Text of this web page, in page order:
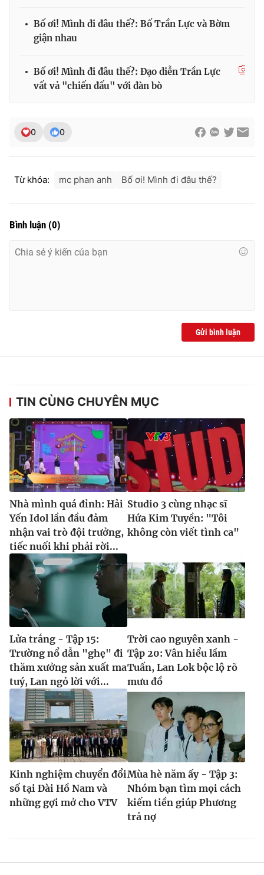
Giấy phép hoạt động báo in và báo điện tử số 483/GP-BTTTT
Phó Tổng Biên tập:
Tổng đài VTV:024.38 355 931 - 024.38 355 932
® Cấm sao chép dưới mọi hình thức nếu không có sự chấp
thuận bằng văn bản. Ghi rõ nguồn VTV.vn khi phát hành lại
thông tin từ website này.
Bố ơi! Mình đi đâu thế?: Bố Trần Lực và Bờm
giận nhau
Bố ơi! Mình đi đâu thế?: Đạo diễn Trần Lực
vất vả "chiến đấu" với đàn bò
0 0
Từ khóa: mc phan anh Bố ơi! Mình đi đâu thế?
Bình luận (0)
Gửi bình luận
TIN CÙNG CHUYÊN MỤC
Nhà mình quá đỉnh: Hải
Yến Idol lần đầu đảm
nhận vai trò đội trưởng,
tiếc nuối khi phải rời...
Studio 3 cùng nhạc sĩ
Hứa Kim Tuyền: "Tôi
không còn viết tình ca"
Lửa trắng - Tập 15:
Trường nổ dẫn "ghẹ" đi
thăm xưởng sản xuất ma
tuý, Lan ngỏ lời với...
Trời cao nguyên xanh -
Tập 20: Vân hiểu lầm
Tuấn, Lan Lok bộc lộ rõ
mưu đồ
Kinh nghiệm chuyển đổi
số tại Đài Hồ Nam và
những gợi mở cho VTV
Mùa hè năm ấy - Tập 3:
Nhóm bạn tìm mọi cách
kiếm tiền giúp Phương
trả nợ